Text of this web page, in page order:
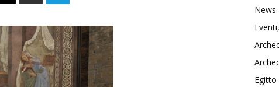
News
Egitto